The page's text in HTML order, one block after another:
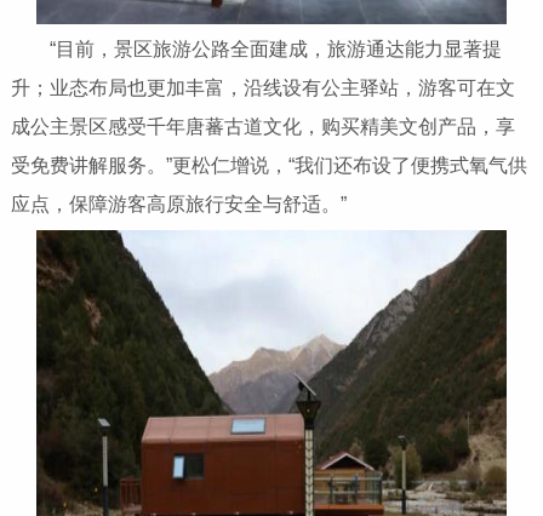
“目前，景区旅游公路全面建成，旅游通达能力显著提
升；业态布局也更加丰富，沿线设有公主驿站，游客可在文
成公主景区感受千年唐蕃古道文化，购买精美文创产品，享
受免费讲解服务。”更松仁增说，“我们还布设了便携式氧气供
应点，保障游客高原旅行安全与舒适。”